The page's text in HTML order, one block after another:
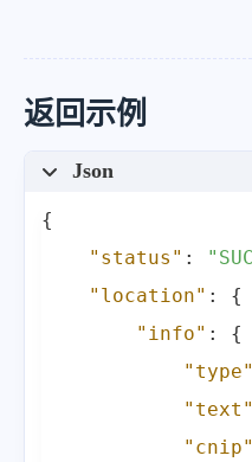
返回示例
Json
{
"status" :
"location" :
{
"info" :
{
"type"
"text"
"cnip"